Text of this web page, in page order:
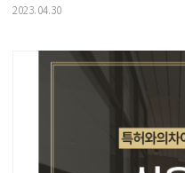
2023.04.30